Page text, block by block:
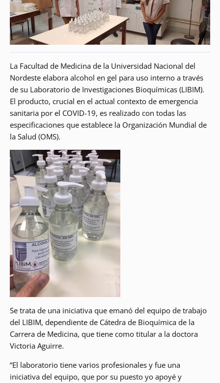
La Facultad de Medicina de la Universidad Nacional del
Nordeste elabora alcohol en gel para uso interno a través
de su Laboratorio de Investigaciones Bioquímicas (LIBIM).
El producto, crucial en el actual contexto de emergencia
sanitaria por el COVID-19, es realizado con todas las
especificaciones que establece la Organización Mundial de
la Salud (OMS).
Se trata de una iniciativa que emanó del equipo de trabajo
del LIBIM, dependiente de Cátedra de Bioquímica de la
Carrera de Medicina, que tiene como titular a la doctora
Victoria Aguirre.
“El laboratorio tiene varios profesionales y fue una
iniciativa del equipo, que por su puesto yo apoyé y